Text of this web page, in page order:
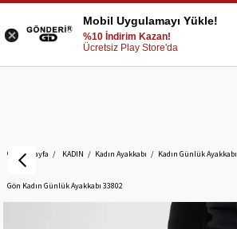
Anasayfa KADIN Kadın Ayakkabı Kadın Günlük Ayakkabı
Gön Kadın Günlük Ayakkabı 33802
Mobil Uygulamayı Yükle!
%10 İndirim Kazan!
Ücretsiz Play Store'da